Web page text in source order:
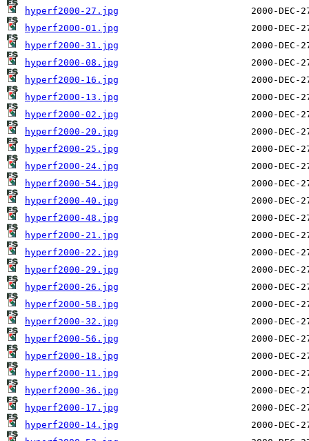
hyperf2000-27.jpg
hyperf2000-01.jpg
hyperf2000-31.jpg
hyperf2000-08.jpg
hyperf2000-16.jpg
hyperf2000-13.jpg
hyperf2000-02.jpg
hyperf2000-20.jpg
hyperf2000-25.jpg
hyperf2000-24.jpg
hyperf2000-54.jpg
hyperf2000-40.jpg
hyperf2000-48.jpg
hyperf2000-21.jpg
hyperf2000-22.jpg
hyperf2000-29.jpg
hyperf2000-26.jpg
hyperf2000-58.jpg
hyperf2000-32.jpg
hyperf2000-56.jpg
hyperf2000-18.jpg
hyperf2000-11.jpg
hyperf2000-36.jpg
hyperf2000-17.jpg
hyperf2000-14.jpg